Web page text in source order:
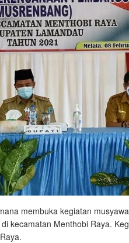
membuka kegiatan
kecamatan Menthobi Raya.